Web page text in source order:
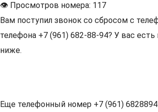
👁 Просмотров номера: 117
Вам поступил звонок со сбросом с
телефона +7 (961) 682-88-94? У вас
ниже.
Еще телефонный номер +7 (961) 6828894